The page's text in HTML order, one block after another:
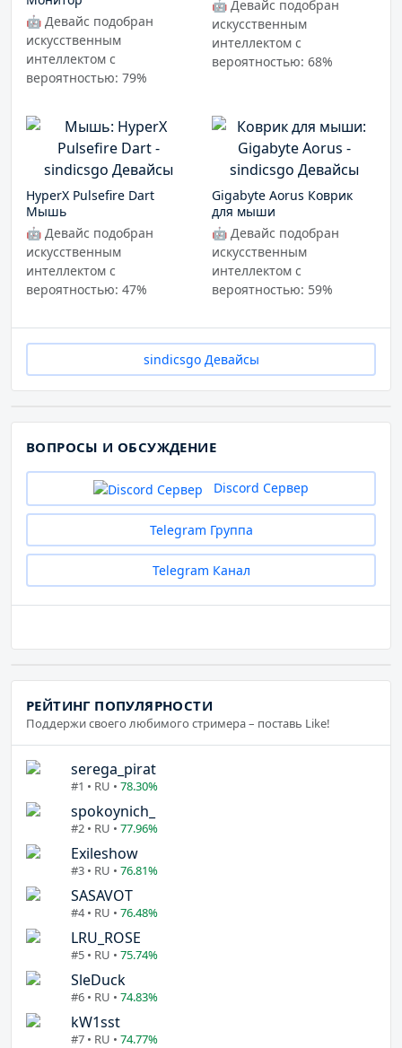
🤖 Девайс подобран
искусственным
интеллектом с
вероятностью: 79%
🤖 Девайс подобран
искусственным
интеллектом с
вероятностью: 68%
HyperX Pulsefire Dart
Мышь
🤖 Девайс подобран
искусственным
интеллектом с
вероятностью: 47%
Gigabyte Aorus Коврик
для мыши
🤖 Девайс подобран
искусственным
интеллектом с
вероятностью: 59%
sindicsgo Девайсы
ВОПРОСЫ И ОБСУЖДЕНИЕ
Discord Сервер
Telegram Группа
Telegram Канал
РЕЙТИНГ ПОПУЛЯРНОСТИ
Поддержи своего любимого стримера – поставь Like!
serega_pirat
#1 • RU • 78.30%
spokoynich_
#2 • RU • 77.96%
Exileshow
#3 • RU • 76.81%
SASAVOT
#4 • RU • 76.48%
LRU_ROSE
#5 • RU • 75.74%
SleDuck
#6 • RU • 74.83%
kW1sst
#7 • RU • 74.77%